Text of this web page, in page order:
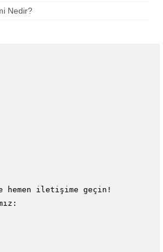
Nedir?
hemen iletişime geçin!